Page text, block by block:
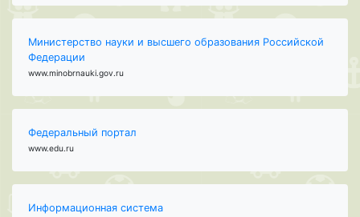
Министерство науки и высшего образования Российской
Федерации
www.minobrnauki.gov.ru
Федеральный портал
www.edu.ru
Информационная система